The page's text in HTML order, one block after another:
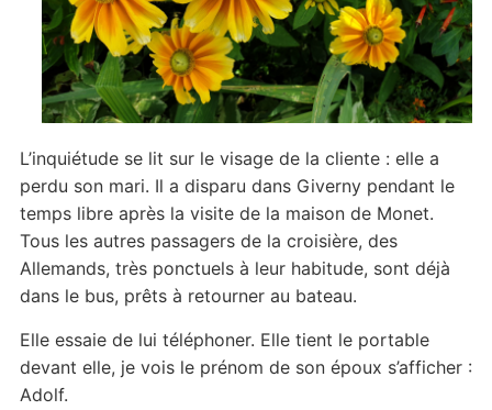
L’inquiétude se lit sur le visage de la cliente : elle a
perdu son mari. Il a disparu dans Giverny pendant le
temps libre après la visite de la maison de Monet.
Tous les autres passagers de la croisière, des
Allemands, très ponctuels à leur habitude, sont déjà
dans le bus, prêts à retourner au bateau.
Elle essaie de lui téléphoner. Elle tient le portable
devant elle, je vois le prénom de son époux s’afficher :
Adolf.